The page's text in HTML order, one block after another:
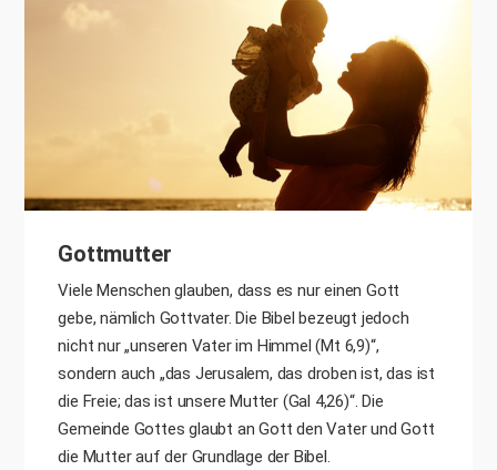
Gottmutter
Viele Menschen glauben, dass es nur einen Gott
gebe, nämlich Gottvater. Die Bibel bezeugt jedoch
nicht nur „unseren Vater im Himmel (Mt 6,9)“,
sondern auch „das Jerusalem, das droben ist, das ist
die Freie; das ist unsere Mutter (Gal 4,26)“. Die
Gemeinde Gottes glaubt an Gott den Vater und Gott
die Mutter auf der Grundlage der Bibel.